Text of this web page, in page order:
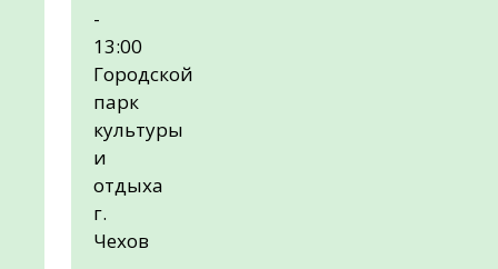
-
13:00
Городской
парк
культуры
и
отдыха
г.
Чехов